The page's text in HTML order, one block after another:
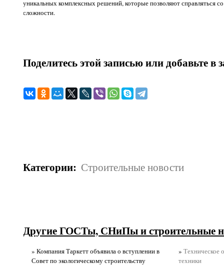
уникальных комплексных решений, которые позволяют справляться
сложности.
Поделитесь этой записью или добавьте в
Категории: Строительные новости
Другие ГОСТы, СНиПы и строительные
» Компания Таркетт объявила о вступлении в
Совет по экологическому строительству
»Техническое
техники